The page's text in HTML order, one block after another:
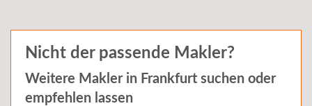
Nicht der passende Makler?
Weitere Makler in Frankfurt suchen oder
empfehlen lassen